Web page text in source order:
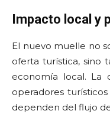
Impacto local y
El nuevo muelle no
oferta turística, sino
economía local. La
operadores
dependen del flujo